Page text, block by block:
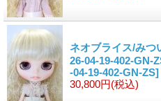
ネオブライス/みつ
26-04-19-402-GN-
-04-19-402-GN-ZS]
30,800円(税込)